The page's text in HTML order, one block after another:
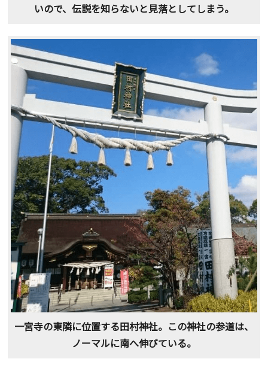
いので、伝説を知らないと見落としてしまう。
一宮寺の東隣に位置する田村神社。この神社の参道は、
ノーマルに南へ伸びている。